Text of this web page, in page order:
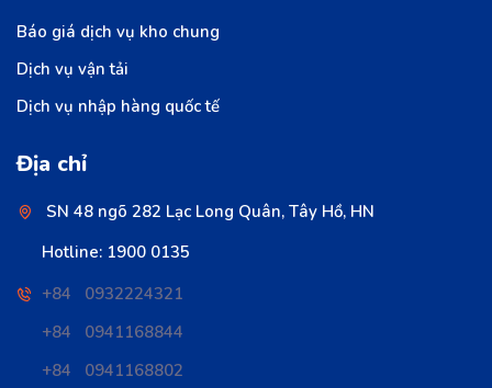
Báo giá dịch vụ kho chung
Dịch vụ vận tải
Dịch vụ nhập hàng quốc tế
Địa chỉ
SN 48 ngõ 282 Lạc Long Quân, Tây Hồ, HN
Hotline: 1900 0135
+84 0932224321
+84 0941168844
+84 0941168802